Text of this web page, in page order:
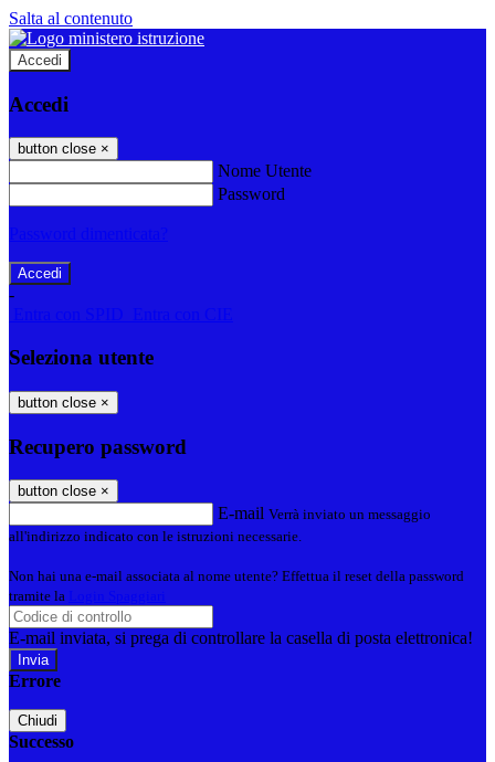
Salta al contenuto
Accedi
Accedi
button close ×
Nome Utente
Password
-
Seleziona utente
button close ×
Recupero password
button close ×
E-mail Verrà inviato un messaggio
all'indirizzo indicato con le istruzioni necessarie.
Non hai una e-mail associata al nome utente? Effettua il reset della password
tramite la
E-mail inviata, si prega di controllare la casella di posta elettronica!
Errore
Chiudi
Successo